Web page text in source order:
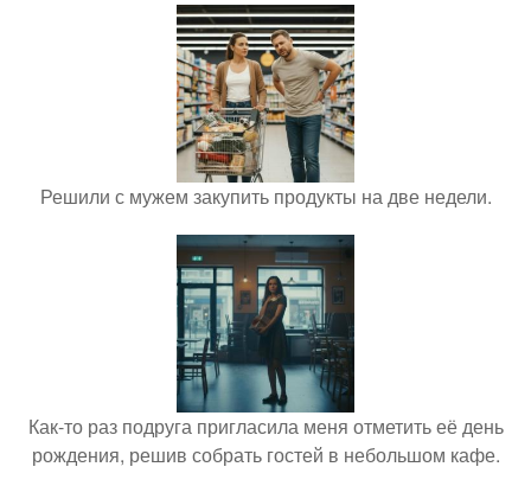
Решили с мужем закупить продукты на две недели.
Как-то раз подруга пригласила меня отметить её день
рождения, решив собрать гостей в небольшом кафе.